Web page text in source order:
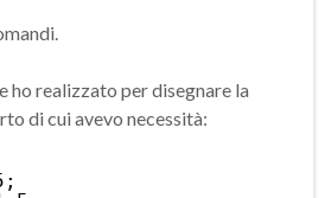
ho realizzato per disegnare la
di cui avevo necessità: